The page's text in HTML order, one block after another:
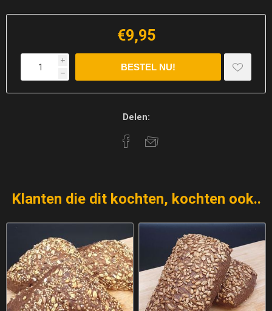
€9,95
i
h
Delen:
Klanten die dit kochten, kochten ook..